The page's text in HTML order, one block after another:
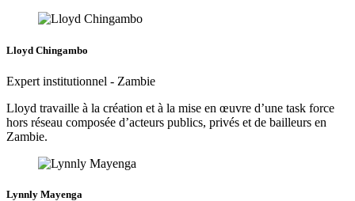
Lloyd Chingambo
Expert institutionnel - Zambie
Lloyd travaille à la création et à la mise en œuvre d’une task force
hors réseau composée d’acteurs publics, privés et de bailleurs en
Zambie.
Lynnly Mayenga